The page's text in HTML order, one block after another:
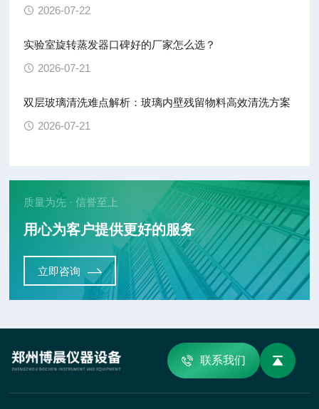
2026-07-22
实验室旋转蒸发器口碑好的厂家怎么选？
2026-07-21
双层玻璃清洗难点解析：玻璃内壁残留物料高效清洗方案
2026-07-21
质量为先 · 信誉至上
用心为客户提供更好的服务
立即咨询
联系我们